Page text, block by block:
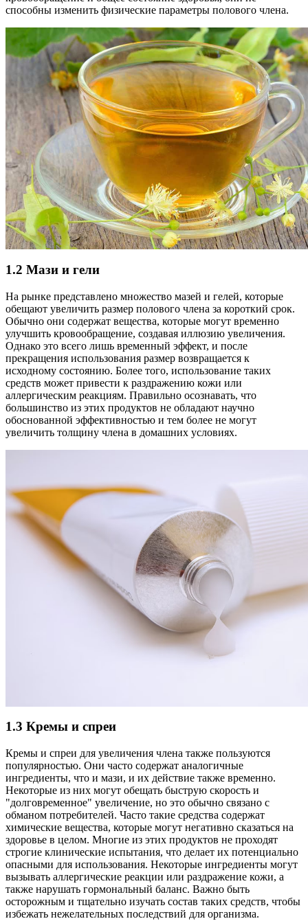
способны изменить физические параметры полового члена.
1.2 Мази и гели
На рынке представлено множество мазей и гелей, которые
обещают увеличить размер полового члена за короткий срок.
Обычно они содержат вещества, которые могут временно
улучшить кровообращение, создавая иллюзию увеличения.
Однако это всего лишь временный эффект, и после
прекращения использования размер возвращается к
исходному состоянию. Более того, использование таких
средств может привести к раздражению кожи или
аллергическим реакциям. Правильно осознавать, что
большинство из этих продуктов не обладают научно
обоснованной эффективностью и тем более не могут
увеличить толщину члена в домашних условиях.
1.3 Кремы и спреи
Кремы и спреи для увеличения члена также пользуются
популярностью. Они часто содержат аналогичные
ингредиенты, что и мази, и их действие также временно.
Некоторые из них могут обещать быструю скорость и
"долговременное" увеличение, но это обычно связано с
обманом потребителей. Часто такие средства содержат
химические вещества, которые могут негативно сказаться на
здоровье в целом. Многие из этих продуктов не проходят
строгие клинические испытания, что делает их потенциально
опасными для использования. Некоторые ингредиенты могут
вызывать аллергические реакции или раздражение кожи, а
также нарушать гормональный баланс. Важно быть
осторожным и тщательно изучать состав таких средств, чтобы
избежать нежелательных последствий для организма.